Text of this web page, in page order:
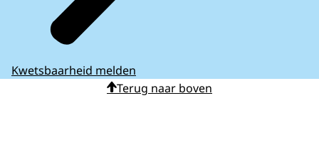
Kwetsbaarheid melden
Terug naar boven